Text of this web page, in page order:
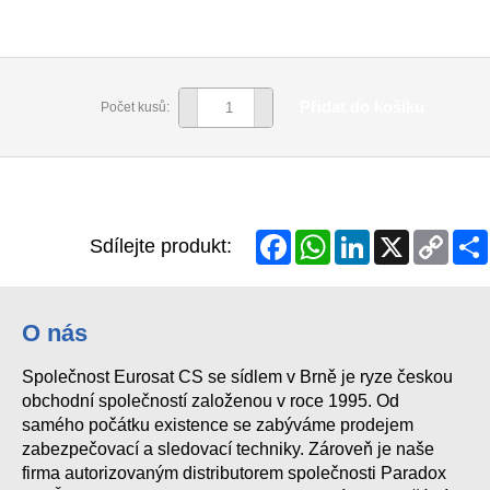
Počet kusů:
Sdílejte produkt: FacebookWhatsAppLinkedInX
Copy
Link
O nás
Společnost Eurosat CS se sídlem v Brně je ryze českou
obchodní společností založenou v roce 1995. Od
samého počátku existence se zabýváme prodejem
zabezpečovací a sledovací techniky. Zároveň je naše
firma autorizovaným distributorem společnosti Paradox